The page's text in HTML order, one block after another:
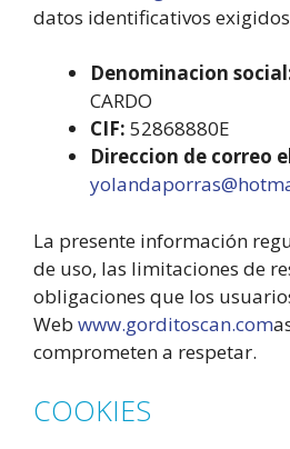
datos identificativos
Denominacion
CARDO
CIF: 52868880E
Direccion de correo
La presente información
de uso, las limitaciones de
obligaciones que los
Web www.gorditoscan.com
comprometen a respetar.
COOKIES